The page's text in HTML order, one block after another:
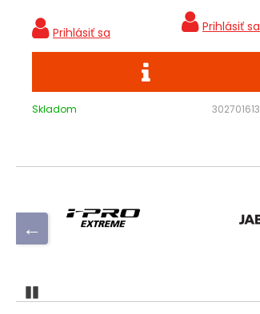
Skladom 302701613